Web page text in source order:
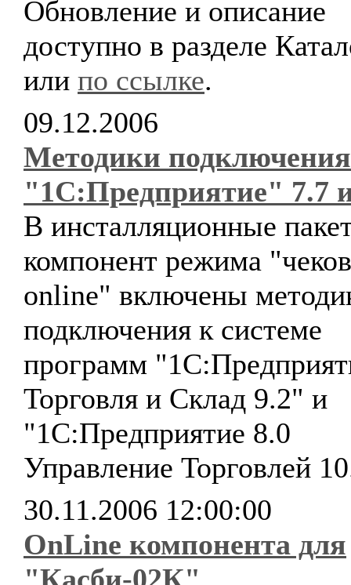
Обновление и описание
доступно в разделе
или по ссылке.
09.12.2006
Методики
"1С:Предприятие" 7.7
В инсталляционные
компонент режима
online" включены
подключения к системе
программ
Торговля и Склад 9.2" и
"1С:Предприятие 8.0
Управление Торговлей
30.11.2006 12:00:00
OnLine компонента для